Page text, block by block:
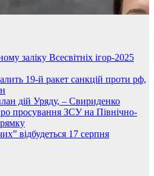
заліку Всесвітніх ігор-2025
19-й ракет санкцій проти рф,
дій Уряду, – Свириденко
просування ЗСУ на Північно-
відбудеться 17 серпня